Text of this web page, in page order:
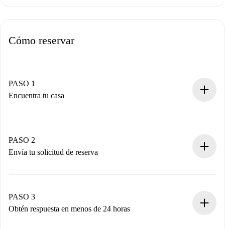
Cómo reservar
PASO 1
Encuentra tu casa
Tienes toda la información necesaria por adelantado.
PASO 2
Envía tu solicitud de reserva
propietario acepte.
PASO 3
Obtén respuesta en menos de 24 horas